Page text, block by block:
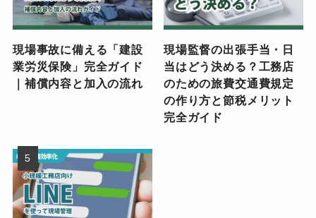
現場事故に備える「建設
業労災保険」完全ガイド
｜補償内容と加入の流れ
現場監督の出張手当・日
当はどう決める？工務店
のための旅費交通費規定
の作り方と節税メリット
完全ガイド